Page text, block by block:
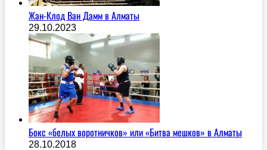
Жан-Клод Ван Дамм в Алматы
29.10.2023
Бокс «белых воротничков» или «Битва мешков» в Алматы
28.10.2018